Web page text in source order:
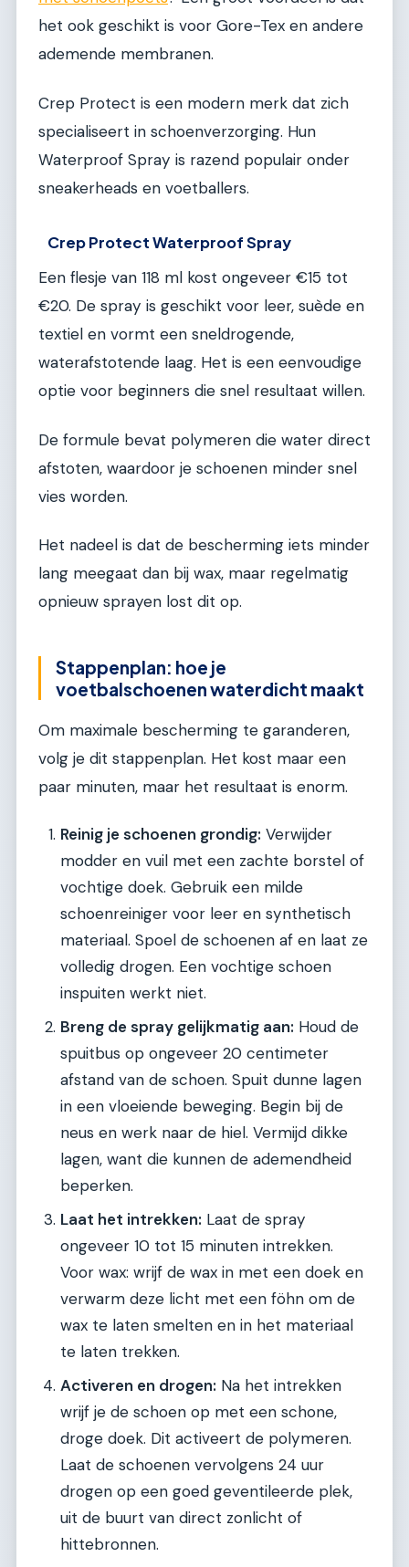
het ook geschikt is voor Gore-Tex en andere
ademende membranen.
Crep Protect is een modern merk dat zich
specialiseert in schoenverzorging. Hun
Waterproof Spray is razend populair onder
sneakerheads en voetballers.
Crep Protect Waterproof Spray
Een flesje van 118 ml kost ongeveer €15 tot
€20. De spray is geschikt voor leer, suède en
textiel en vormt een sneldrogende,
waterafstotende laag. Het is een eenvoudige
optie voor beginners die snel resultaat willen.
De formule bevat polymeren die water direct
afstoten, waardoor je schoenen minder snel
vies worden.
Het nadeel is dat de bescherming iets minder
lang meegaat dan bij wax, maar regelmatig
opnieuw sprayen lost dit op.
Stappenplan: hoe je
voetbalschoenen waterdicht maakt
Om maximale bescherming te garanderen,
volg je dit stappenplan. Het kost maar een
paar minuten, maar het resultaat is enorm.
Reinig je schoenen grondig: Verwijder
modder en vuil met een zachte borstel of
vochtige doek. Gebruik een milde
schoenreiniger voor leer en synthetisch
materiaal. Spoel de schoenen af en laat ze
volledig drogen. Een vochtige schoen
inspuiten werkt niet.
Breng de spray gelijkmatig aan: Houd de
spuitbus op ongeveer 20 centimeter
afstand van de schoen. Spuit dunne lagen
in een vloeiende beweging. Begin bij de
neus en werk naar de hiel. Vermijd dikke
lagen, want die kunnen de ademendheid
beperken.
Laat het intrekken: Laat de spray
ongeveer 10 tot 15 minuten intrekken.
Voor wax: wrijf de wax in met een doek en
verwarm deze licht met een föhn om de
wax te laten smelten en in het materiaal
te laten trekken.
Activeren en drogen: Na het intrekken
wrijf je de schoen op met een schone,
droge doek. Dit activeert de polymeren.
Laat de schoenen vervolgens 24 uur
drogen op een goed geventileerde plek,
uit de buurt van direct zonlicht of
hittebronnen.